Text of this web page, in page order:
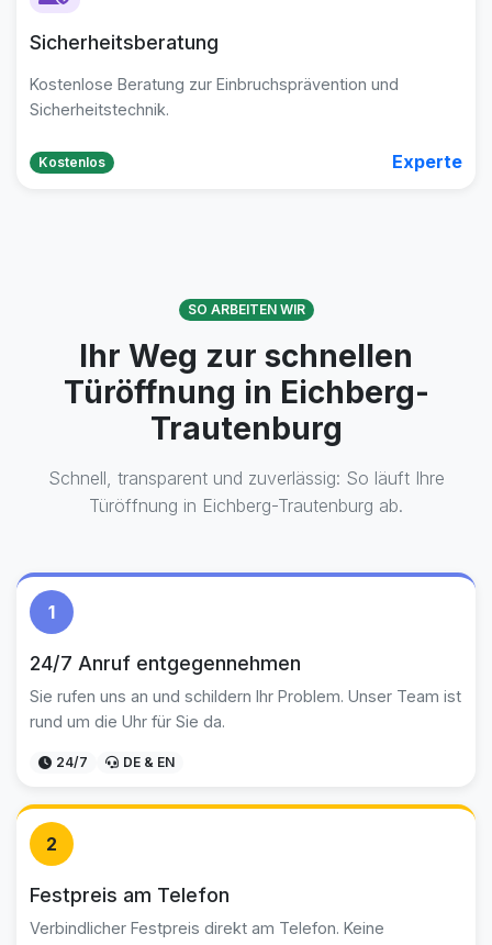
Sicherheitsberatung
Kostenlose Beratung zur Einbruchsprävention und
Sicherheitstechnik.
Kostenlos Experte
SO ARBEITEN WIR
Ihr Weg zur schnellen
Türöffnung in Eichberg-
Trautenburg
Schnell, transparent und zuverlässig: So läuft Ihre
Türöffnung in Eichberg-Trautenburg ab.
1
24/7 Anruf entgegennehmen
Sie rufen uns an und schildern Ihr Problem. Unser Team ist
rund um die Uhr für Sie da.
24/7 DE & EN
2
Festpreis am Telefon
Verbindlicher Festpreis direkt am Telefon. Keine